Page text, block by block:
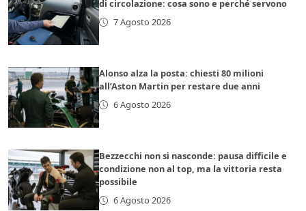
di circolazione: cosa sono e perché servono
7 Agosto 2026
Alonso alza la posta: chiesti 80 milioni
all’Aston Martin per restare due anni
6 Agosto 2026
Bezzecchi non si nasconde: pausa difficile e
condizione non al top, ma la vittoria resta
possibile
6 Agosto 2026